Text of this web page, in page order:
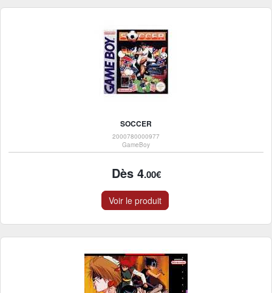
SOCCER
2000780000977
GameBoy
Dès 4.00€
Voir le produit